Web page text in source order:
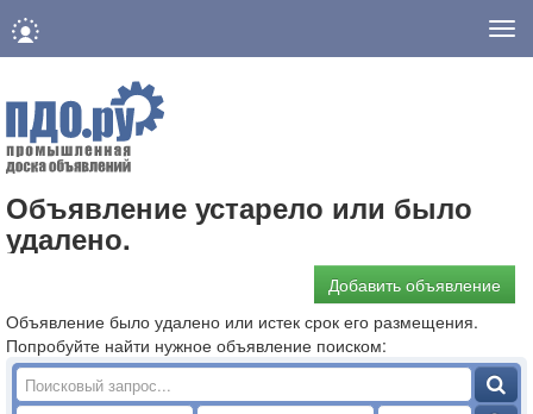
Объявление устарело или было
удалено.
Добавить объявление
Объявление было удалено или истек срок его размещения.
Попробуйте найти нужное объявление поиском: